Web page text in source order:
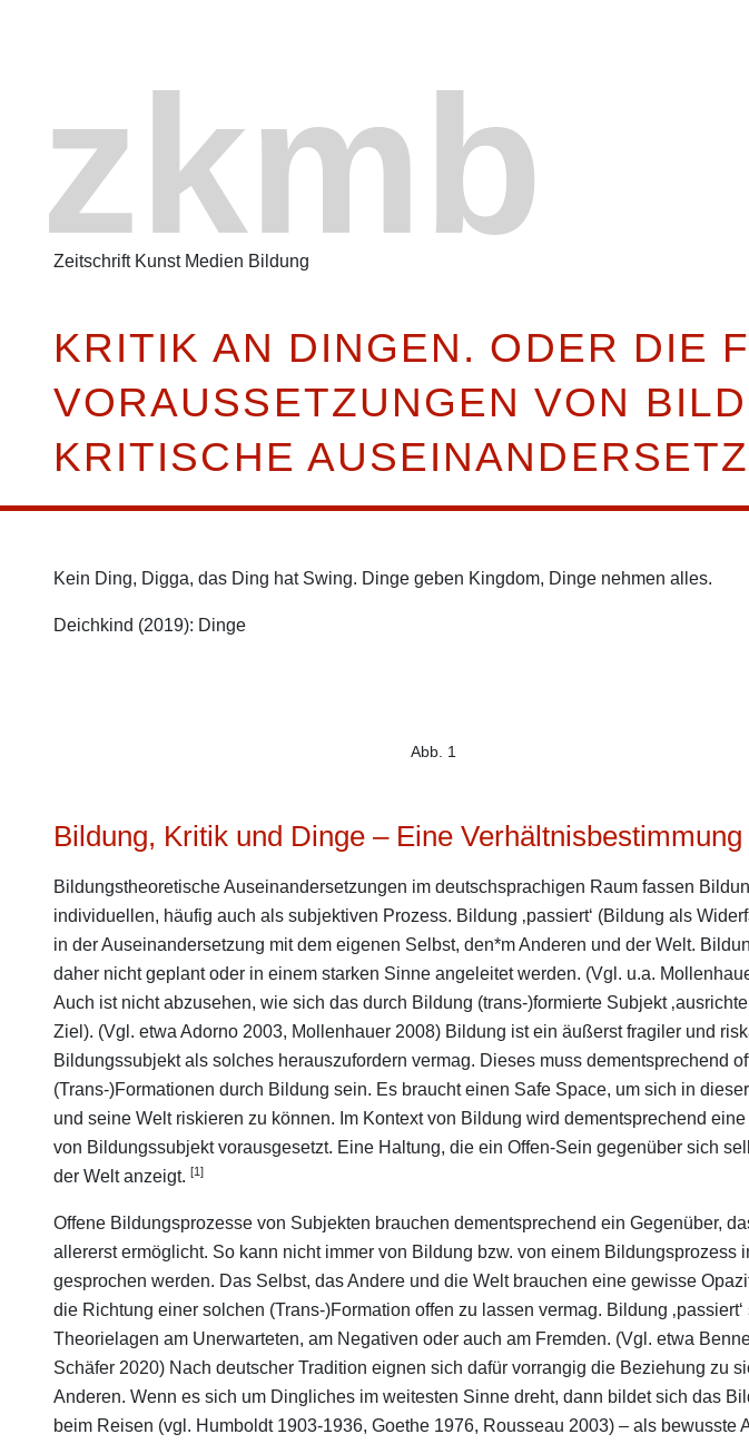
zkmb
Zeitschrift Kunst Medien Bildung
KRITIK AN DINGEN. ODER DIE
VORAUSSETZUNGEN VON
KRITISCHE
Kein Ding, Digga, das Ding hat Swing. Dinge geben Kingdom, Dinge nehmen alles.
Deichkind (2019): Dinge
Abb. 1
Bildung, Kritik und Dinge – Eine Verhältnisbestimmung
Bildungstheoretische Auseinandersetzungen im deutschsprachigen Raum fassen
individuellen, häufig auch als subjektiven Prozess. Bildung ‚passiert‘ (Bildung als
in der Auseinandersetzung mit dem eigenen Selbst, den*m Anderen und der Welt.
daher nicht geplant oder in einem starken Sinne angeleitet werden. (Vgl. u.a.
Auch ist nicht abzusehen, wie sich das durch Bildung (trans-)formierte Subjekt
Ziel). (Vgl. etwa Adorno 2003, Mollenhauer 2008) Bildung ist ein äußerst fragiler und
Bildungssubjekt als solches herauszufordern vermag. Dieses muss dementsprechend
(Trans-)Formationen durch Bildung sein. Es braucht einen Safe Space, um sich in
und seine Welt riskieren zu können. Im Kontext von Bildung wird dementsprechend eine
von Bildungssubjekt vorausgesetzt. Eine Haltung, die ein Offen-Sein gegenüber sich
der Welt anzeigt. [1]
Offene Bildungsprozesse von Subjekten brauchen dementsprechend ein Gegenüber,
allererst ermöglicht. So kann nicht immer von Bildung bzw. von einem Bildungsprozess
gesprochen werden. Das Selbst, das Andere und die Welt brauchen eine gewisse
die Richtung einer solchen (Trans-)Formation offen zu lassen vermag. Bildung
Theorielagen am Unerwarteten, am Negativen oder auch am Fremden. (Vgl. etwa
Schäfer 2020) Nach deutscher Tradition eignen sich dafür vorrangig die Beziehung zu
Anderen. Wenn es sich um Dingliches im weitesten Sinne dreht, dann bildet sich das
beim Reisen (vgl. Humboldt 1903-1936, Goethe 1976, Rousseau 2003) – als bewusste